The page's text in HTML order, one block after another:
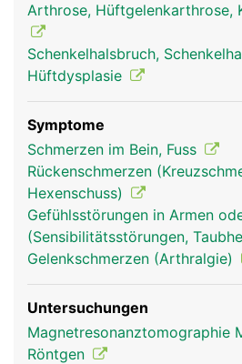
Arthrose, Hüftgelenkarthrose,
Schenkelhalsbruch,
Hüftdysplasie
Symptome
Schmerzen im Bein, Fuss
Rückenschmerzen
Hexenschuss)
Gefühlsstörungen in Armen
(Sensibilitätsstörungen,
Gelenkschmerzen (Arthralgie)
Untersuchungen
Magnetresonanztomographie
Röntgen